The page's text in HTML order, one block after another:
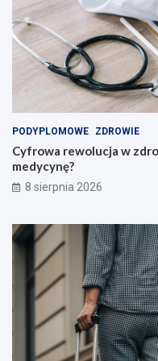
c
z
n
n
a
u
c
c
i
e
i
!
o
w
i
PODYPLOMOWE ZDROWIE
Cyfrowa rewolucja w
medycynę?
8 sierpnia 2026